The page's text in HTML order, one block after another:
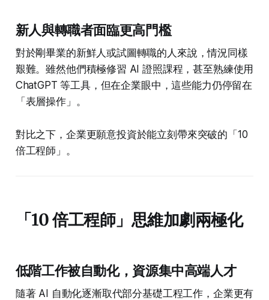
unemployment is not paying out. I
keep applying for jobs through
LinkedIn, Indeed and other
services, but each application just
seems to disappear into a black
hole of AI. I’m 55, but still able to
ascend a 14er in under 5 hours (see
to make good use of my time since
the layoff, but it’s starting to get
crack this unemployment nutshell I
新人與轉職者面臨更高門檻
對於剛畢業的新鮮人或試圖轉職的人來說，情況同樣
艱難。雖然他們積極修習 AI 證照課程，甚至熟練使用
ChatGPT 等工具，但在企業眼中，這些能力仍停留在
「表層操作」。
對比之下，企業更願意投資於能立刻帶來突破的「10
倍工程師」。
「10 倍工程師」思維加劇兩極化
低階工作被自動化，資源集中高端人才
隨著 AI 自動化逐漸取代部分基礎工程工作，企業更有